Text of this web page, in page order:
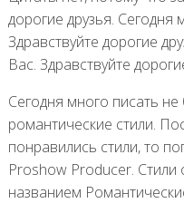
дорогие друзья.
Здравствуйте дорогие
Вас. Здравствуйте
Сегодня много писать
романтические стили.
понравились стили, то
Proshow Producer.
названием